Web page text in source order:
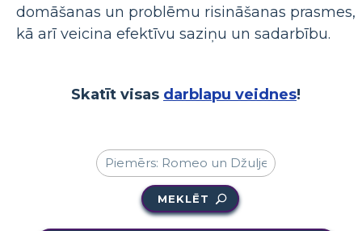
domāšanas un problēmu risināšanas prasmes,
kā arī veicina efektīvu saziņu un sadarbību.
Skatīt visas darblapu veidnes!
MEKLĒT